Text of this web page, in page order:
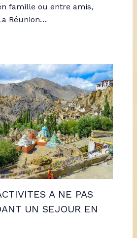
famille ou entre amis,
Réunion…
A NE PAS
UN SEJOUR EN